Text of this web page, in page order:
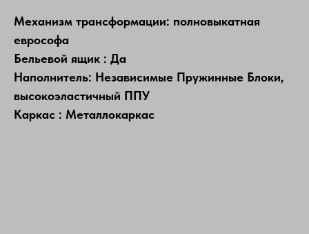
Механизм трансформации: полновыкатная
еврософа
Бельевой ящик : Да
Наполнитель: Независимые Пружинные Блоки,
высокоэластичный ППУ
Каркас : Металлокаркас